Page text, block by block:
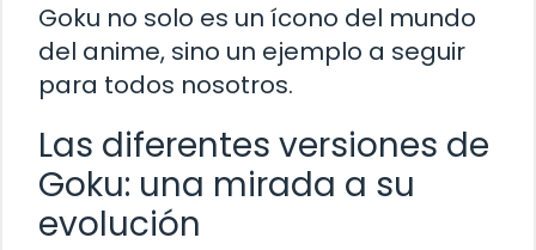
Goku no solo es un ícono del mundo
del anime, sino un ejemplo a seguir
para todos nosotros.
Las diferentes versiones de
Goku: una mirada a su
evolución